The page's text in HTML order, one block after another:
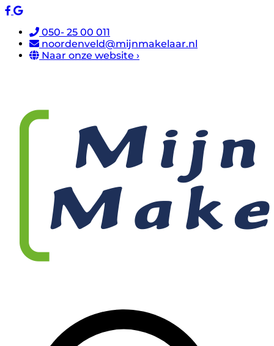
050- 25 00 011
noordenveld@mijnmakelaar.nl
Naar onze website ›